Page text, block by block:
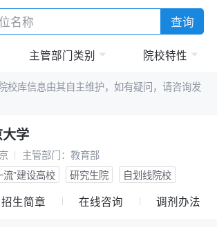
查询
主管部门类别 院校特性
校库信息由其自主维护，如有疑问，请咨询发
学
主管部门： 教育部
流”建设高校
研究生院 自划线院校
招生简章 在线咨询 调剂办法